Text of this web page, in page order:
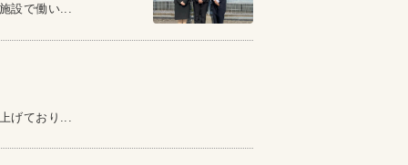
設で働い...
げており...